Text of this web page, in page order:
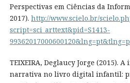
Perspectivas em Ciências da
2017). http://www.scielo.br/
script=sci_arttext&pid=S1413-
TEIXEIRA, Deglaucy Jorge (2015).
narrativa no livro digital infantil: